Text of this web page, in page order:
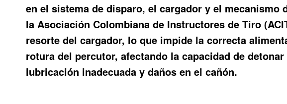
en el sistema de disparo, el cargador y el
la Asociación Colombiana de Instructores de Tiro
resorte del cargador, lo que impide la correcta
rotura del percutor, afectando la capacidad de
lubricación inadecuada y daños en el cañón.